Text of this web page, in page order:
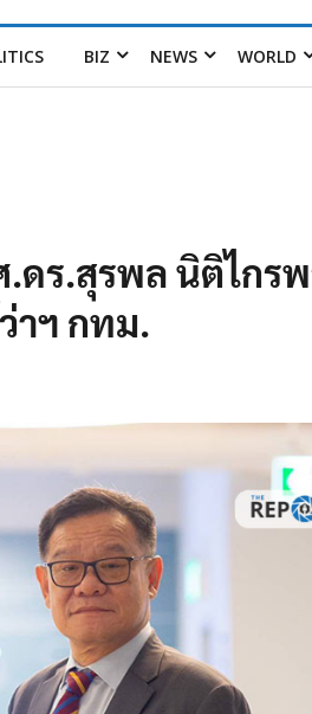
BIZ NEWS WORLD
ดร.สุรพล นิติไกร
าฯ กทม.